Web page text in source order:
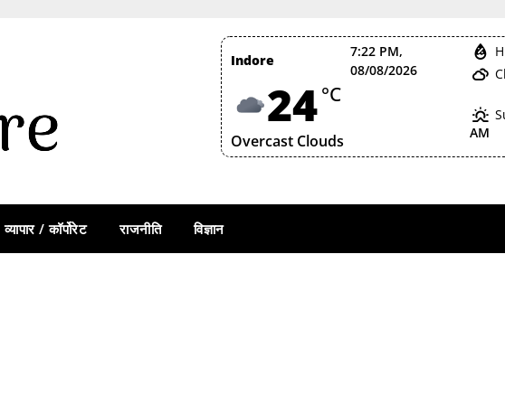
Indore
7:22 PM,
08/08/2026
24°C
Overcast Clouds
AM
व्यापार / कॉर्पोरेट राजनीति विज्ञान